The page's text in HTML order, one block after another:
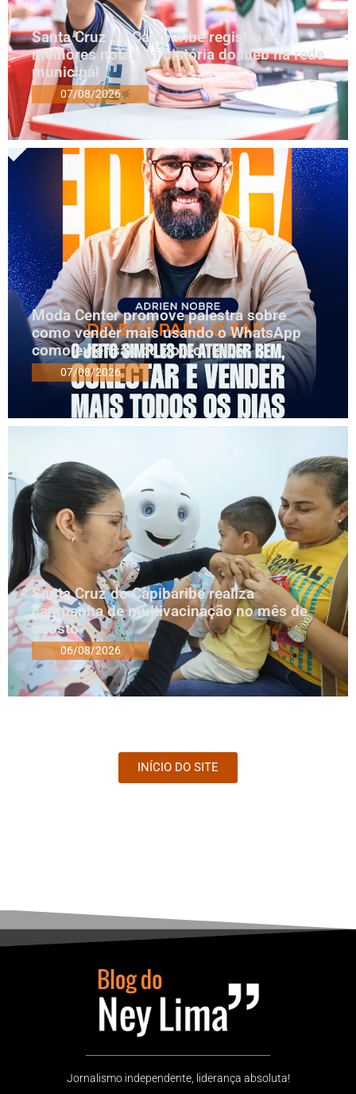
Santa Cruz do Capibaribe registra as
melhores notas da história do Ideb na rede
municipal
07/08/2026
Moda Center promove palestra sobre
como vender mais usando o WhatsApp
como extensão do ponto físico
07/08/2026
Santa Cruz do Capibaribe realiza
campanha de multivacinação no mês de
agosto
06/08/2026
INÍCIO DO SITE
Jornalismo independente, liderança absoluta!